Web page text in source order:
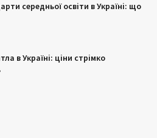
середньої освіти в Україні: що
в Україні: ціни стрімко